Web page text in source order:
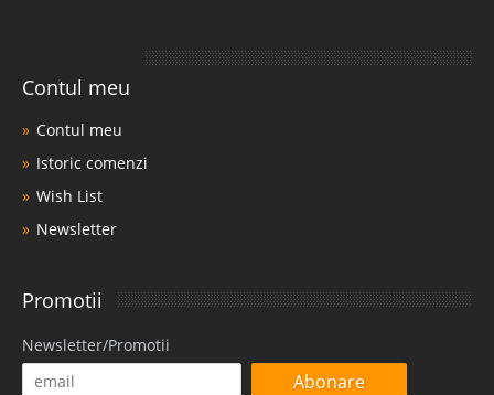
Contul meu
Contul meu
Istoric comenzi
Wish List
Newsletter
Promotii
Newsletter/Promotii
Abonare